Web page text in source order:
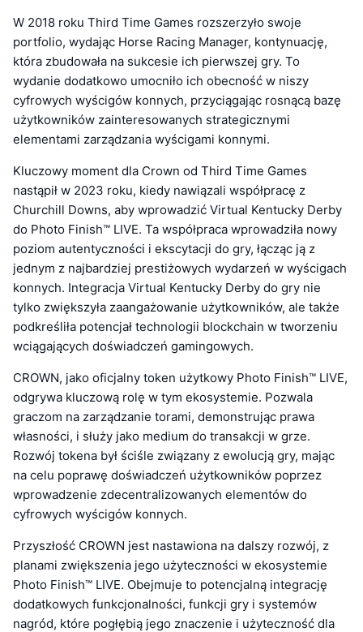
W 2018 roku Third Time Games rozszerzyło swoje
portfolio, wydając Horse Racing Manager, kontynuację,
która zbudowała na sukcesie ich pierwszej gry. To
wydanie dodatkowo umocniło ich obecność w niszy
cyfrowych wyścigów konnych, przyciągając rosnącą bazę
użytkowników zainteresowanych strategicznymi
elementami zarządzania wyścigami konnymi.
Kluczowy moment dla Crown od Third Time Games
nastąpił w 2023 roku, kiedy nawiązali współpracę z
Churchill Downs, aby wprowadzić Virtual Kentucky Derby
do Photo Finish™ LIVE. Ta współpraca wprowadziła nowy
poziom autentyczności i ekscytacji do gry, łącząc ją z
jednym z najbardziej prestiżowych wydarzeń w wyścigach
konnych. Integracja Virtual Kentucky Derby do gry nie
tylko zwiększyła zaangażowanie użytkowników, ale także
podkreśliła potencjał technologii blockchain w tworzeniu
wciągających doświadczeń gamingowych.
CROWN, jako oficjalny token użytkowy Photo Finish™ LIVE,
odgrywa kluczową rolę w tym ekosystemie. Pozwala
graczom na zarządzanie torami, demonstrując prawa
własności, i służy jako medium do transakcji w grze.
Rozwój tokena był ściśle związany z ewolucją gry, mając
na celu poprawę doświadczeń użytkowników poprzez
wprowadzenie zdecentralizowanych elementów do
cyfrowych wyścigów konnych.
Przyszłość CROWN jest nastawiona na dalszy rozwój, z
planami zwiększenia jego użyteczności w ekosystemie
Photo Finish™ LIVE. Obejmuje to potencjalną integrację
dodatkowych funkcjonalności, funkcji gry i systemów
nagród, które pogłębią jego znaczenie i użyteczność dla